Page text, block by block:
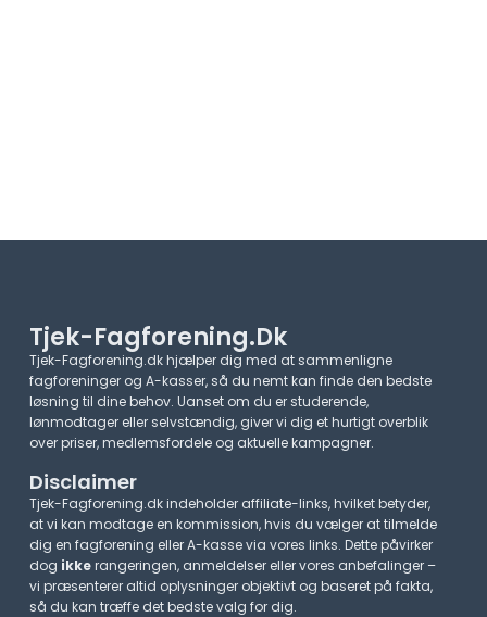
Tjek-Fagforening.dk
Tjek-Fagforening.dk hjælper dig med at sammenligne
fagforeninger og A-kasser, så du nemt kan finde den bedste
løsning til dine behov. Uanset om du er studerende,
lønmodtager eller selvstændig, giver vi dig et hurtigt overblik
over priser, medlemsfordele og aktuelle kampagner.​
Disclaimer
Tjek-Fagforening.dk indeholder affiliate-links, hvilket betyder,
at vi kan modtage en kommission, hvis du vælger at tilmelde
dig en fagforening eller A-kasse via vores links. Dette påvirker
dog ikkerangeringen, anmeldelser eller vores anbefalinger –
vi præsenterer altid oplysninger objektivt og baseret på fakta,
så du kan træffe det bedste valg for dig.